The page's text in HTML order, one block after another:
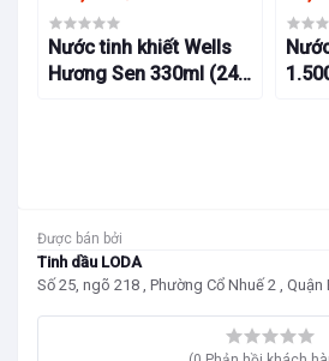
Được bán bởi
Tinh dầu LODA
Số 25, ngõ 218 , Phường Cổ Nhuế 2 , Quận
Nước tinh khiết Wells
Hương Sen 330ml (24